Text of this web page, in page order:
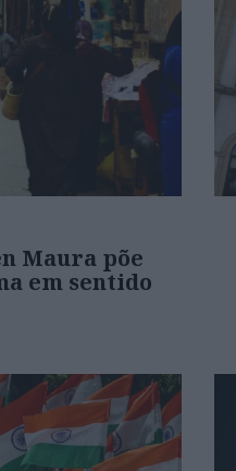
Maura põe
em sentido